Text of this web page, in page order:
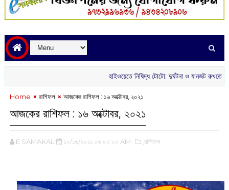
হাইওয়েতে নিষিদ্ধ টোটো: দুর্ঘটনা ও যানজট রুখতে কড়া
Home রাশিফল ‌আজকের রাশিফল : ১৬ অক্টোবর, ‌২০২১
‌আজকের রাশিফল : ১৬ অক্টোবর, ‌২০২১
E SAMAKALIN ১০/১৬/২০২১ ০৬:০০:০০ AM ,রাশিফল